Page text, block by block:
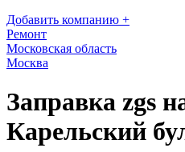
Добавить компанию +
Ремонт
Московская область
Москва
Заправка zgs
Карельский